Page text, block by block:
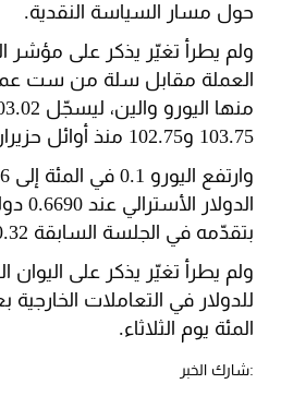
حول مسار السياسة النقدية.
ولم يطرأ تغيّر يذكر على مؤشر
العملة مقابل سلة من ست
103.75 و102.75 منذ أوائل حزيران.
بتقدّمه في الجلسة السابقة 0.32 في المئة.
المئة يوم الثلاثاء.
:شارك الخبر